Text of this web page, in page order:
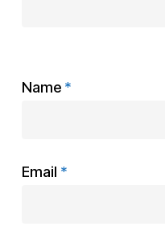
Name *
Email *